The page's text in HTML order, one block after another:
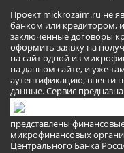
Проект mickrozaim.ru не
банком или кредитором,
заключенные договоры
оформить заявку на
на сайт одной из
на данном сайте, и уже
аутентификацию, внести
данные. Сервис
представлены
микрофинансовых
Центрального Банка